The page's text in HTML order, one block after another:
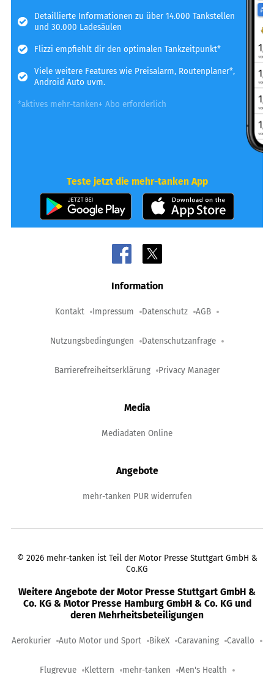
Detaillierte Informationen zu über 14.000 Tankstellen
und 30.000 Ladesäulen
Flizzi empfiehlt dir den optimalen Tankzeitpunkt*
Viele weitere Features wie Preisalarm, Routenplaner*,
Android Auto uvm.
*aktives mehr-tanken+ Abo erforderlich
Teste jetzt die mehr-tanken App
Information
Kontakt Impressum Datenschutz AGB
Nutzungsbedingungen Datenschutzanfrage
Barrierefreiheitserklärung Privacy Manager
Media
Mediadaten Online
Angebote
mehr-tanken PUR widerrufen
© 2026 mehr-tanken ist Teil der Motor Presse Stuttgart GmbH &
Co.KG
Weitere Angebote der Motor Presse Stuttgart GmbH &
Co. KG & Motor Presse Hamburg GmbH & Co. KG und
deren Mehrheitsbeteiligungen
Aerokurier Auto Motor und Sport BikeX Caravaning Cavallo
Flugrevue Klettern mehr-tanken Men's Health